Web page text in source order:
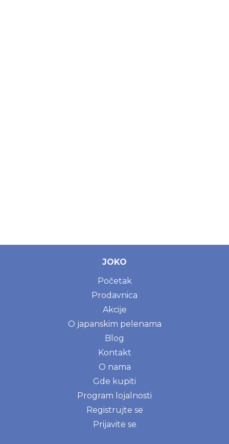
JOKO
Početak
Prodavnica
Akcije
O japanskim pelenama
Blog
Kontakt
O nama
Gde kupiti
Program lojalnosti
Registrujte se
Prijavite se